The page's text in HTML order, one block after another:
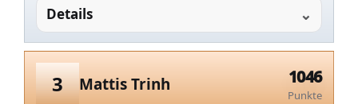
Details
3 Mattis Trinh 1046
Punkte